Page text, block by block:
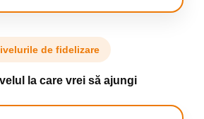
de fidelizare
la care vrei să ajungi